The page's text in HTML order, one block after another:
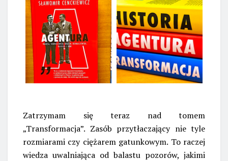
Zatrzymam się teraz nad tomem
„Transformacja”. Zasób przytłaczający nie tyle
rozmiarami czy ciężarem gatunkowym. To raczej
wiedza uwalniająca od balastu pozorów, jakimi